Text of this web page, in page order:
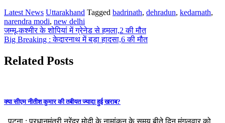
Latest News Uttarakhand Tagged badrinath, dehradun, kedarnath,
narendra modi, new delhi
Post
navigation
जम्मू-कश्मीर के शोपियां में ग्रेनेड से हमला,2 की मौत
Big Breaking : केदारनाथ में बड़ा हादसा,6 की मौत
Related Posts
क्या सीएम नीतीश कुमार की तबीयत ज्यादा हुई खराब?
पटना : प्रधानमंत्री नरेंद्र मोदी के नामांकन के समय बीते दिन मंगलवार को